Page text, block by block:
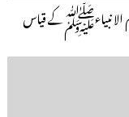
الانبیاءﷺکے قیاس